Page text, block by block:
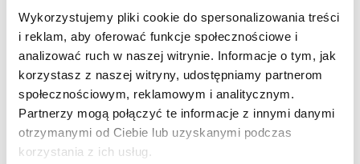
Wykorzystujemy pliki cookie do spersonalizowania treści
i reklam, aby oferować funkcje społecznościowe i
analizować ruch w naszej witrynie. Informacje o tym, jak
korzystasz z naszej witryny, udostępniamy partnerom
społecznościowym, reklamowym i analitycznym.
Partnerzy mogą połączyć te informacje z innymi danymi
otrzymanymi od Ciebie lub uzyskanymi podczas
korzystania z ich usług.
Do koszyka
Kryształ górski… Co jako pierwsze przychodzi Ci na myśl – piękno i elegancja
zamknięte w prostej formie, niesamowite właściwości oczyszczające i kojące,
a może nietuzinkowy dodatek do stylizacji? Każde z tych skojarzeń jest
prawidłowe. Biżuteria z kryształem górskim to połączenie ponadczasowego
piękna z niesamowitą mocą kamienia. Inspiruje gwiazdy na całym świecie,
które chętnie ją noszą każdego dnia. Może i Ty dołączysz do tego grona?